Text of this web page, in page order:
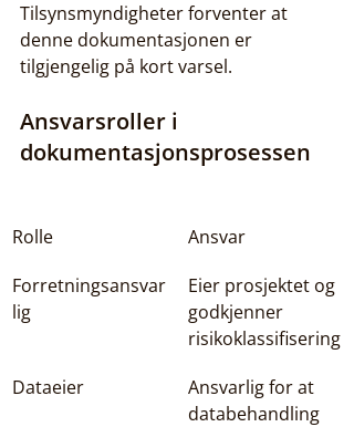
Tilsynsmyndigheter forventer at
denne dokumentasjonen er
tilgjengelig på kort varsel.
Ansvarsroller i
dokumentasjonsprosessen
Rolle
Ansvar
Forretningsansvar
lig
Eier prosjektet og
godkjenner
risikoklassifisering
Dataeier
Ansvarlig for at
databehandling